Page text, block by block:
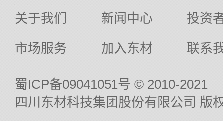
关于我们 新闻中心
投资
市场服务
加入东材 联系
蜀ICP备09041051号 © 2010-2021
四川东材科技集团股份有限公司 版